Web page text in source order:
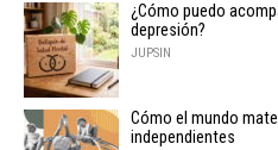
¿Cómo puedo
depresión?
JUPSIN
Cómo el mundo
independientes